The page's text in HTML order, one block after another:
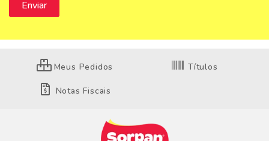
Meus Pedidos Títulos
Notas Fiscais